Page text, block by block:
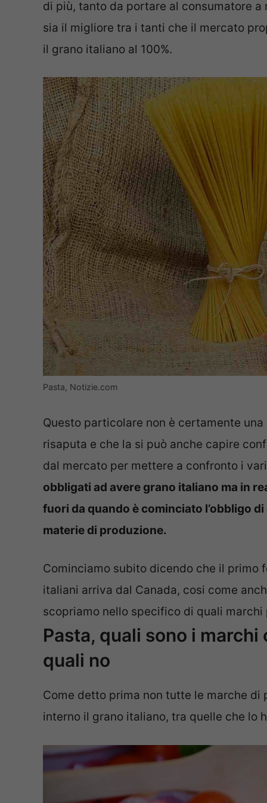
di più, tanto da portare al consumatore
sia il migliore tra i tanti che il mercato
il grano italiano al 100%.
Pasta, Notizie.com
Questo particolare non è certamente
risaputa e che la si può anche capire
dal mercato per mettere a confronto i
obbligati ad avere grano italiano ma in
fuori da quando è cominciato l’obbligo
materie di produzione.
Cominciamo subito dicendo che il primo
italiani arriva dal Canada, cosi come
scopriamo nello specifico di quali marchi
Pasta, quali sono i
quali no
Come detto prima non tutte le marche di
interno il grano italiano, tra quelle che lo